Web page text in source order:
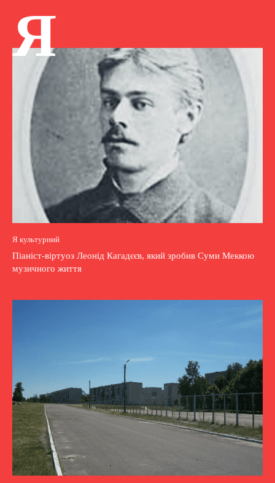
Я
Я культурний
Піаніст-віртуоз Леонід Кагадєєв, який зробив Суми Меккою
музичного життя